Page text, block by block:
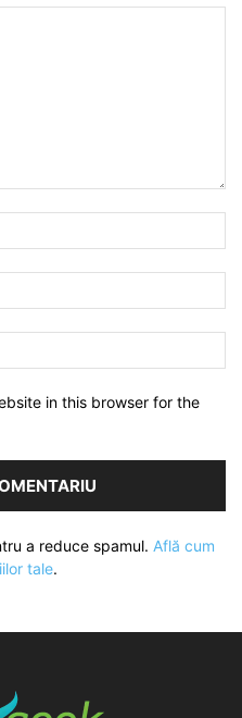
in this browser for the
a reduce spamul. Află cum
tale.